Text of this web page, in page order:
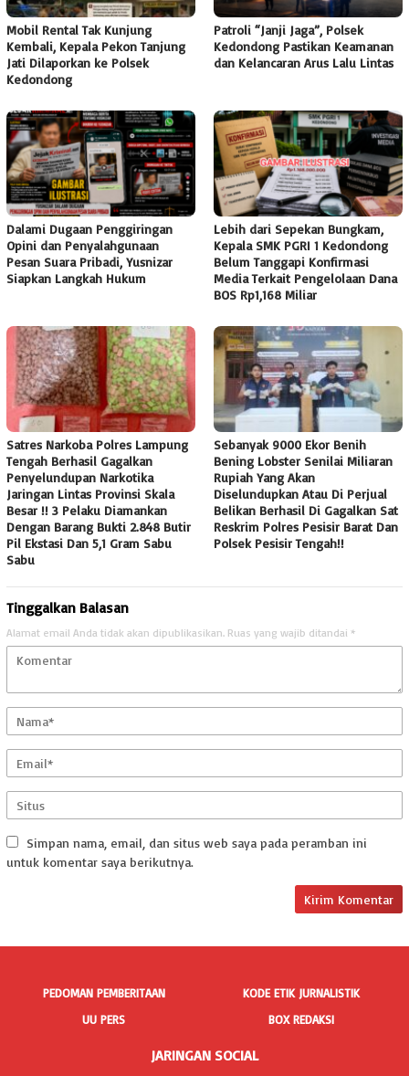
Mobil Rental Tak Kunjung
Kembali, Kepala Pekon Tanjung
Jati Dilaporkan ke Polsek
Kedondong
Patroli “Janji Jaga”, Polsek
Kedondong Pastikan Keamanan
dan Kelancaran Arus Lalu Lintas
Dalami Dugaan Penggiringan
Opini dan Penyalahgunaan
Pesan Suara Pribadi, Yusnizar
Siapkan Langkah Hukum
Lebih dari Sepekan Bungkam,
Kepala SMK PGRI 1 Kedondong
Belum Tanggapi Konfirmasi
Media Terkait Pengelolaan Dana
BOS Rp1,168 Miliar
Satres Narkoba Polres Lampung
Tengah Berhasil Gagalkan
Penyelundupan Narkotika
Jaringan Lintas Provinsi Skala
Besar !! 3 Pelaku Diamankan
Dengan Barang Bukti 2.848 Butir
Pil Ekstasi Dan 5,1 Gram Sabu
Sabu
Sebanyak 9000 Ekor Benih
Bening Lobster Senilai Miliaran
Rupiah Yang Akan
Diselundupkan Atau Di Perjual
Belikan Berhasil Di Gagalkan Sat
Reskrim Polres Pesisir Barat Dan
Polsek Pesisir Tengah!!
Tinggalkan Balasan
Alamat email Anda tidak akan dipublikasikan. Ruas yang wajib ditandai *
Simpan nama, email, dan situs web saya pada peramban ini
untuk komentar saya berikutnya.
PEDOMAN PEMBERITAAN
KODE ETIK JURNALISTIK
UU PERS
BOX REDAKSI
JARINGAN SOCIAL